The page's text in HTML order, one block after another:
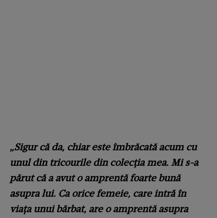
„Sigur că da, chiar este îmbrăcată acum cu
unul din tricourile din colecția mea. Mi s-a
părut că a avut o amprentă foarte bună
asupra lui. Ca orice femeie, care intră în
viața unui bărbat, are o amprentă asupra